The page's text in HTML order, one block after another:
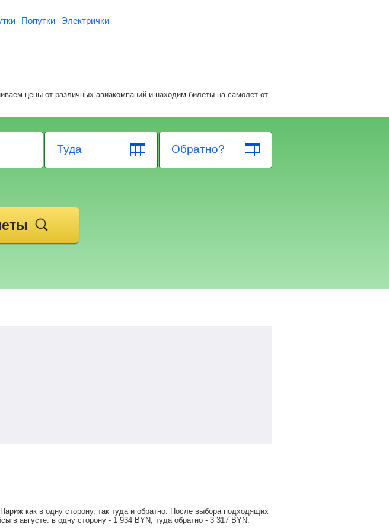
Попутки Электрички
цены от различных авиакомпаний и находим билеты на самолет от
Туда Обратно?
как в одну сторону, так туда и обратно. После выбора подходящих
в августе: в одну сторону - 1 934 BYN, туда обратно - 3 317 BYN.